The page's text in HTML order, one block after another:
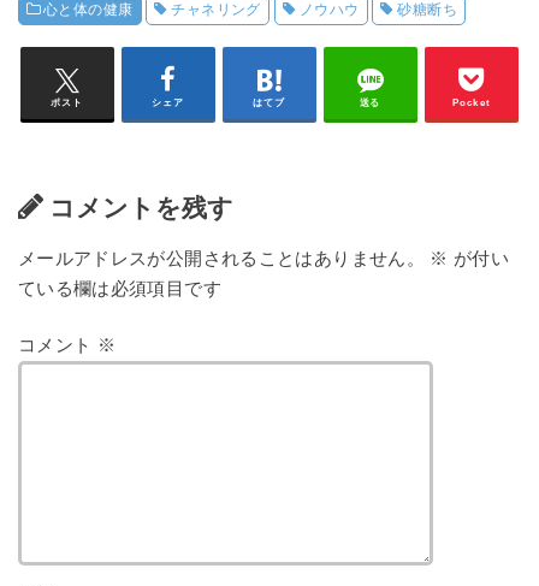
心と体の健康 チャネリング ノウハウ 砂糖断ち
ポスト シェア はてブ 送る Pocket
コメントを残す
メールアドレスが公開されることはありません。 ※ が付い
ている欄は必須項目です
コメント ※